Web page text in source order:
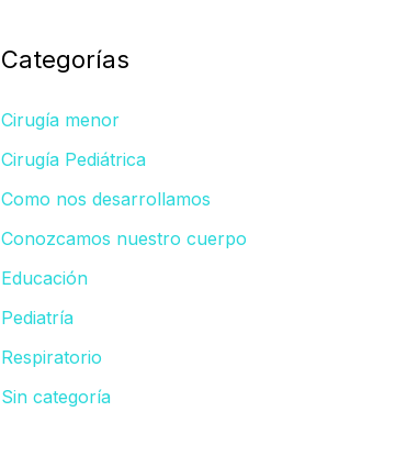
Categorías
Cirugía menor
Cirugía Pediátrica
Como nos desarrollamos
Conozcamos nuestro cuerpo
Educación
Pediatría
Respiratorio
Sin categoría